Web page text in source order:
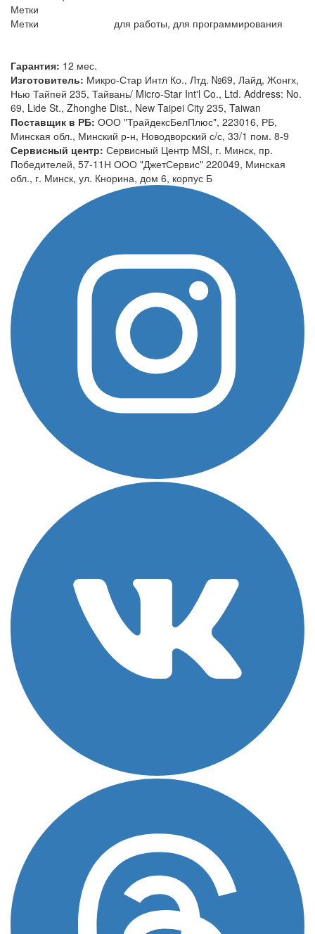
Метки
Метки
для работы, для программирования
Гарантия: 12 мес.
Изготовитель: Микро-Стар Интл Ко., Лтд. №69, Лайд, Жонгх,
Нью Тайпей 235, Тайвань/ Micro-Star Int'l Co., Ltd. Address: No.
69, Lide St., Zhonghe Dist., New Taipei City 235, Taiwan
Поставщик в РБ: ООО "ТрайдексБелПлюс", 223016, РБ,
Минская обл., Минский р-н, Новодворский с/с, 33/1 пом. 8-9
Сервисный центр: Сервисный Центр MSI, г. Минск, пр.
Победителей, 57-11Н ООО "ДжетСервис" 220049, Минская
обл., г. Минск, ул. Кнорина, дом 6, корпус Б